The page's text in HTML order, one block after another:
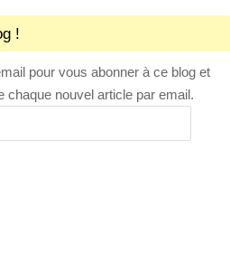
!
pour vous abonner à ce blog et
chaque nouvel article par email.